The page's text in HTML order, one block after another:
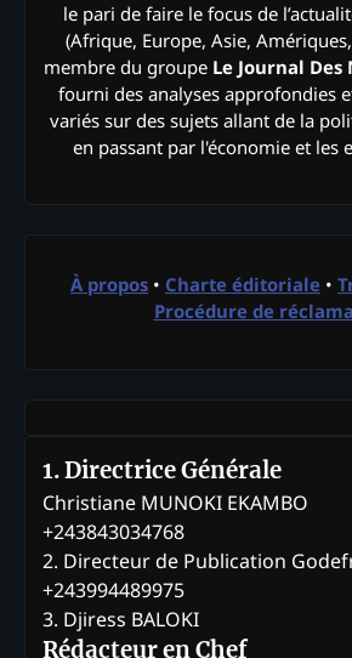
le pari de faire le focus de
(Afrique, Europe, Asie,
membre du groupe Le Journal Des
fourni des analyses approfondies
variés sur des sujets allant de la
en passant par l'économie et les
À propos • Charte éditoriale •
Procédure de
1. Directrice Générale
Christiane MUNOKI EKAMBO
+243843034768
2. Directeur de Publication
+243994489975
3. Djiress BALOKI
Rédacteur en Chef